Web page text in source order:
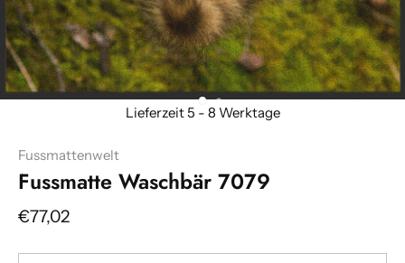
Fussmattenwelt
Fussmatte Waschbär 7079
€77,02